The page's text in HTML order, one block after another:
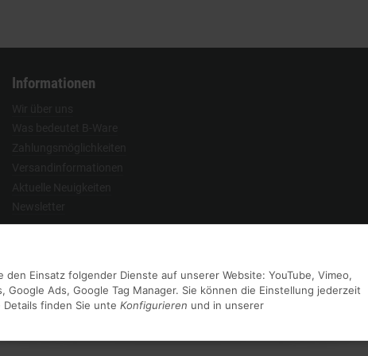
Informationen
den Einsatz folgender Dienste auf unserer Website: YouTube, Vimeo,
Google Ads, Google Tag Manager. Sie können die Einstellung jederzeit
finden Sie unte Konfigurieren und in unserer